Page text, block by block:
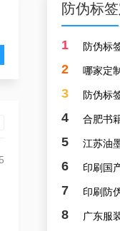
防伪标
1
2 哪家定
3 防伪标
4
5 江苏油
6 印刷国
7 印刷防
8 广东服